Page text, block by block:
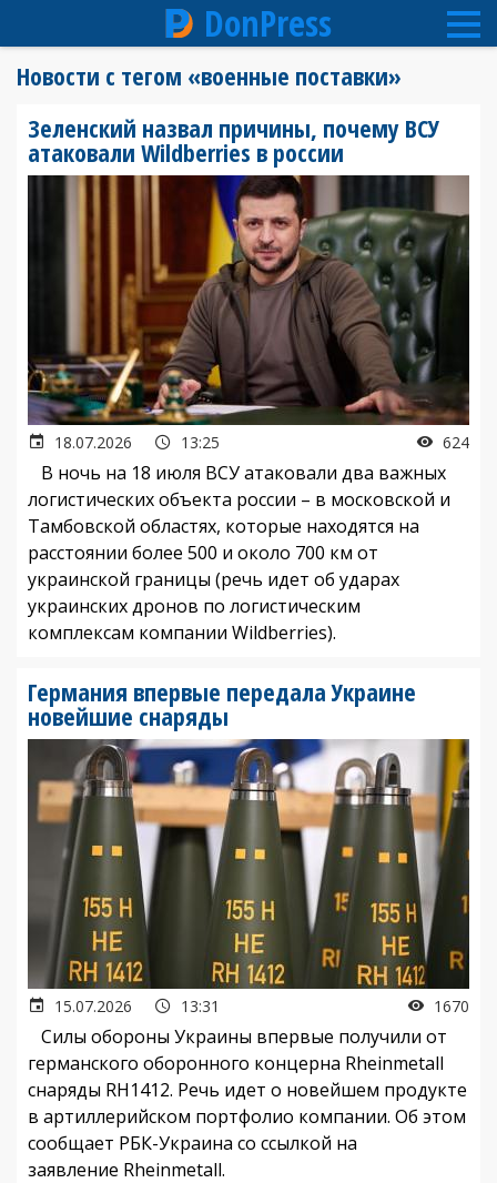
содержанию
DonPress
Новости с тегом «военные поставки»
Зеленский назвал причины, почему ВСУ
атаковали Wildberries в россии
18.07.2026 13:25 624
В ночь на 18 июля ВСУ атаковали два важных
логистических объекта россии – в московской и
Тамбовской областях, которые находятся на
расстоянии более 500 и около 700 км от
украинской границы (речь идет об ударах
украинских дронов по логистическим
комплексам компании Wildberries).
Германия впервые передала Украине
новейшие снаряды
15.07.2026 13:31 1670
Силы обороны Украины впервые получили от
германского оборонного концерна Rheinmetall
снаряды RH1412. Речь идет о новейшем продукте
в артиллерийском портфолио компании. Об этом
сообщает РБК-Украина со ссылкой на
заявление Rheinmetall.